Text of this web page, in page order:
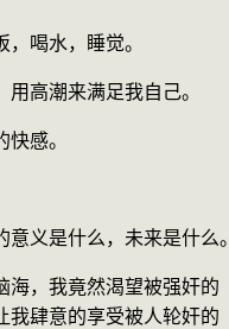
喝水，睡觉。
高潮来满足我自己。
感。
义是什么，未来是什么。
，我竟然渴望被强奸的
我肆意的享受被人轮奸的